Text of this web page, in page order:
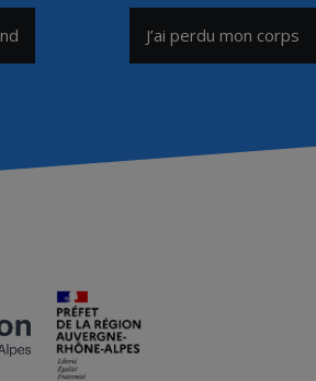
J’ai perdu mon corps